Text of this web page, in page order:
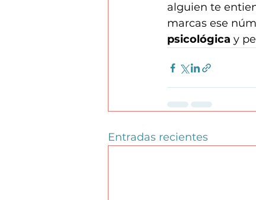
alguien te
marcas ese
psicológica y
Entradas recientes